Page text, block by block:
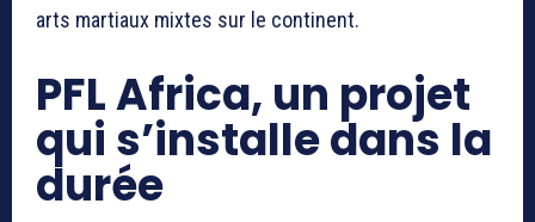
arts martiaux mixtes sur le continent.
PFL Africa, un projet
qui s’installe dans la
durée